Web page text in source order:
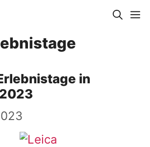
in